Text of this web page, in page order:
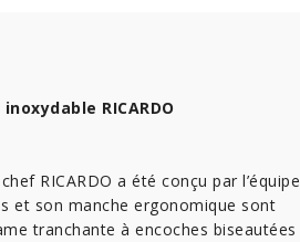
RICARDO
RICARDO a été conçu par l’équipe
et son manche ergonomique sont
tranchante à encoches biseautées